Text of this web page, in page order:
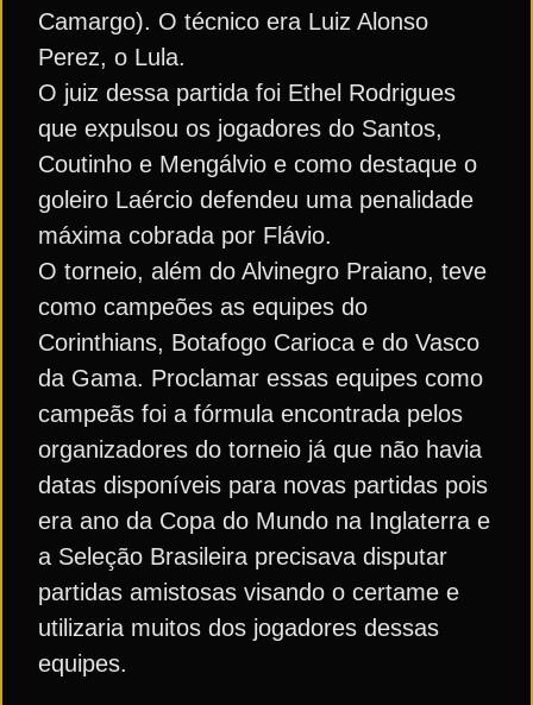
Camargo). O técnico era Luiz Alonso
Perez, o Lula.
O juiz dessa partida foi Ethel Rodrigues
que expulsou os jogadores do Santos,
Coutinho e Mengálvio e como destaque o
goleiro Laércio defendeu uma penalidade
máxima cobrada por Flávio.
O torneio, além do Alvinegro Praiano, teve
como campeões as equipes do
Corinthians, Botafogo Carioca e do Vasco
da Gama. Proclamar essas equipes como
campeãs foi a fórmula encontrada pelos
organizadores do torneio já que não havia
datas disponíveis para novas partidas pois
era ano da Copa do Mundo na Inglaterra e
a Seleção Brasileira precisava disputar
partidas amistosas visando o certame e
utilizaria muitos dos jogadores dessas
equipes.